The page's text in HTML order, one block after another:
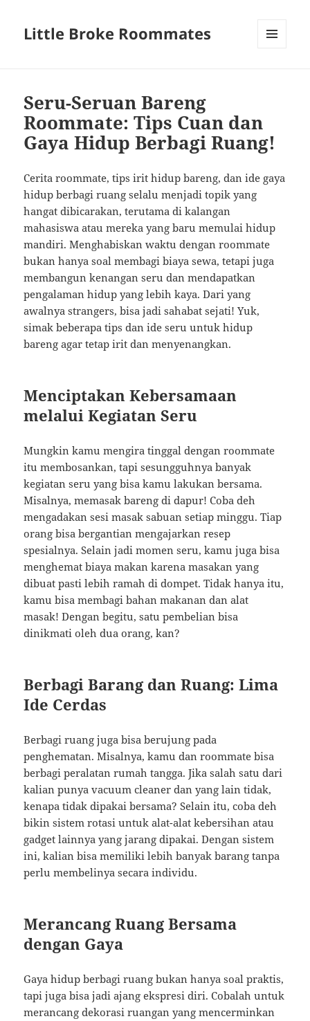
Little Broke Roommates
Seru-Seruan Bareng
Roommate: Tips Cuan dan
Gaya Hidup Berbagi Ruang!
Cerita roommate, tips irit hidup bareng, dan ide gaya
hidup berbagi ruang selalu menjadi topik yang
hangat dibicarakan, terutama di kalangan
mahasiswa atau mereka yang baru memulai hidup
mandiri. Menghabiskan waktu dengan roommate
bukan hanya soal membagi biaya sewa, tetapi juga
membangun kenangan seru dan mendapatkan
pengalaman hidup yang lebih kaya. Dari yang
awalnya strangers, bisa jadi sahabat sejati! Yuk,
simak beberapa tips dan ide seru untuk hidup
bareng agar tetap irit dan menyenangkan.
Menciptakan Kebersamaan
melalui Kegiatan Seru
Mungkin kamu mengira tinggal dengan roommate
itu membosankan, tapi sesungguhnya banyak
kegiatan seru yang bisa kamu lakukan bersama.
Misalnya, memasak bareng di dapur! Coba deh
mengadakan sesi masak sabuan setiap minggu. Tiap
orang bisa bergantian mengajarkan resep
spesialnya. Selain jadi momen seru, kamu juga bisa
menghemat biaya makan karena masakan yang
dibuat pasti lebih ramah di dompet. Tidak hanya itu,
kamu bisa membagi bahan makanan dan alat
masak! Dengan begitu, satu pembelian bisa
dinikmati oleh dua orang, kan?
Berbagi Barang dan Ruang: Lima
Ide Cerdas
Berbagi ruang juga bisa berujung pada
penghematan. Misalnya, kamu dan roommate bisa
berbagi peralatan rumah tangga. Jika salah satu dari
kalian punya vacuum cleaner dan yang lain tidak,
kenapa tidak dipakai bersama? Selain itu, coba deh
bikin sistem rotasi untuk alat-alat kebersihan atau
gadget lainnya yang jarang dipakai. Dengan sistem
ini, kalian bisa memiliki lebih banyak barang tanpa
perlu membelinya secara individu.
Merancang Ruang Bersama
dengan Gaya
Gaya hidup berbagi ruang bukan hanya soal praktis,
tapi juga bisa jadi ajang ekspresi diri. Cobalah untuk
merancang dekorasi ruangan yang mencerminkan